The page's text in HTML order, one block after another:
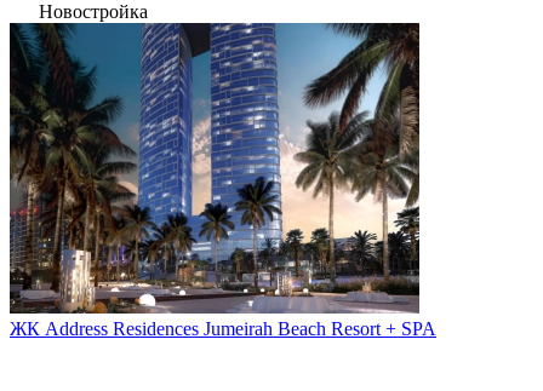
Новостройка
ЖК Address Residences Jumeirah Beach Resort + SPA